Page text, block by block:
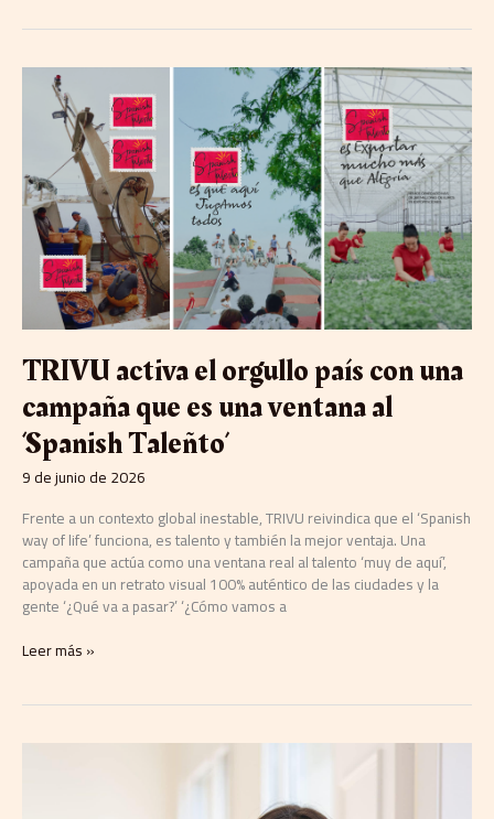
TRIVU activa el orgullo país con una
campaña que es una ventana al
‘Spanish Taleñto’
9 de junio de 2026
Frente a un contexto global inestable, TRIVU reivindica que el ‘Spanish
way of life’ funciona, es talento y también la mejor ventaja. Una
campaña que actúa como una ventana real al talento ‘muy de aquí’,
apoyada en un retrato visual 100% auténtico de las ciudades y la
gente ‘¿Qué va a pasar?’ ‘¿Cómo vamos a
TRIVU
activa
con
una
campaña
que
una
ventana
‘Spanish
Taleñto’
Leer más »